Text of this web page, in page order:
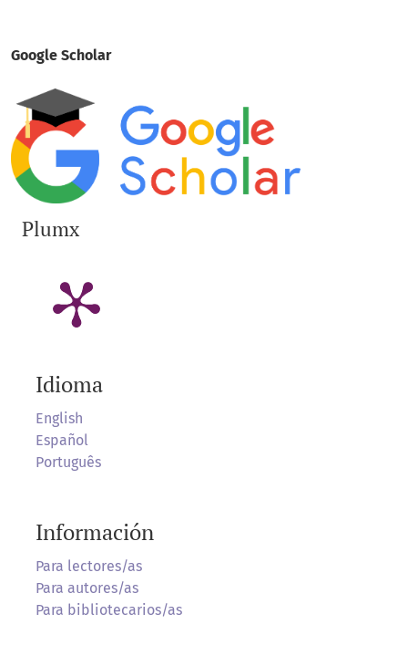
Google Scholar
Plumx
Idioma
English
Español
Português
Información
Para lectores/as
Para autores/as
Para bibliotecarios/as